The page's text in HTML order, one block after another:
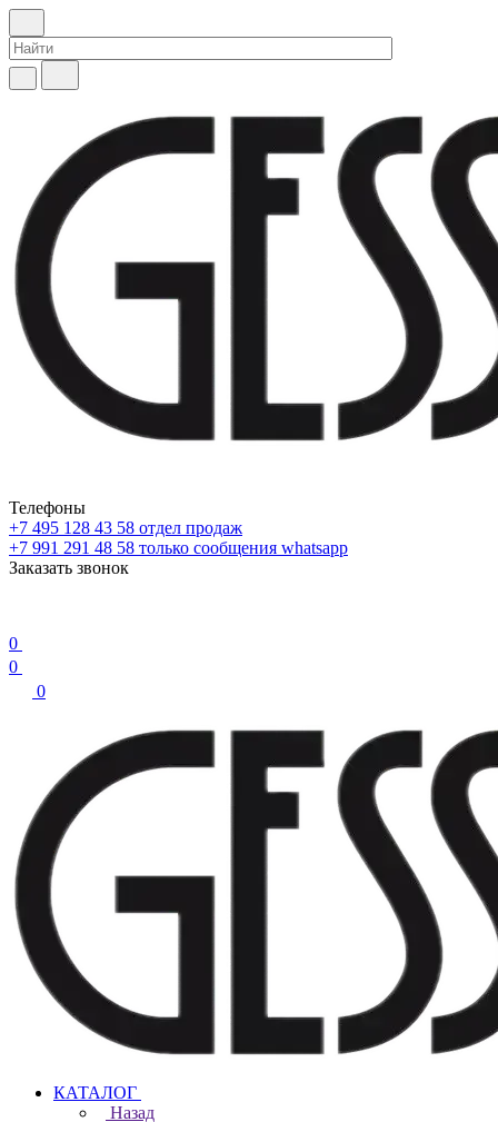
Телефоны
+7 495 128 43 58 отдел продаж
+7 991 291 48 58 только сообщения whatsapp
Заказать звонок
0
0
0
КАТАЛОГ
Назад